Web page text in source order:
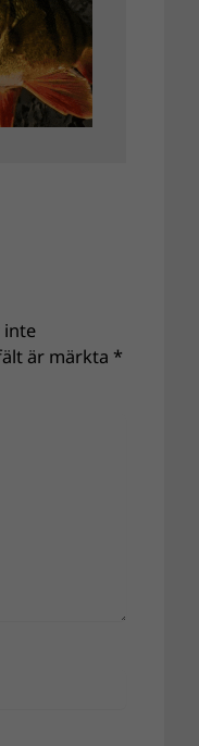
inte
är märkta *